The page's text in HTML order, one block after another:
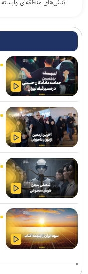
تنش‌های منطقه‌ای
دو پیش‌شرط توسعه
پالایش سنتی به صنایع
ترافیک روان در
محور‌های شمالی کشور
رگبار و رعدوبرق موقت در
صدور هشدار زرد در برخی
آسمان نیمه‌ابری باشند
اتصال سامانه‌های
بهره‌برداری بهینه آب
دانشگاه ورود کند؛
از اقتدار علمی تا اقتدار
چرخه رانت و واردات‌محوری